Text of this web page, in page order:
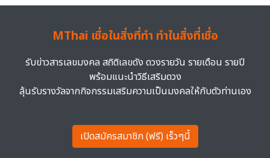
MThai เชื่อในสิ่งที่ทำ ทำในสิ่งที่เชื่อ
รับข่าวสารเลขมงคล สถิติเลขดัง ดวงรายวัน รายเดือน รายปี
พร้อมแนะนำวิธีเสริมดวง
ลุ้นรับรางวัลจากกิจกรรมเสริมความเป็นมงคลให้กับตัวท่านเอง
เปิดสมัครสมาชิก (ฟรี) เร็วๆนี้